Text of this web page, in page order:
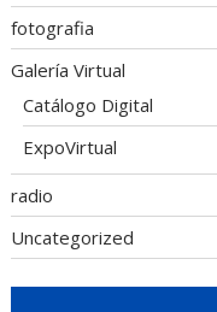
fotografia
Galería Virtual
Catálogo Digital
ExpoVirtual
radio
Uncategorized